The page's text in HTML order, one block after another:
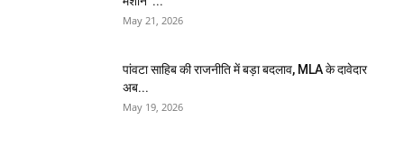
May 21, 2026
पांवटा साहिब की राजनीति में बड़ा बदलाव, MLA के दावेदार
अब...
May 19, 2026